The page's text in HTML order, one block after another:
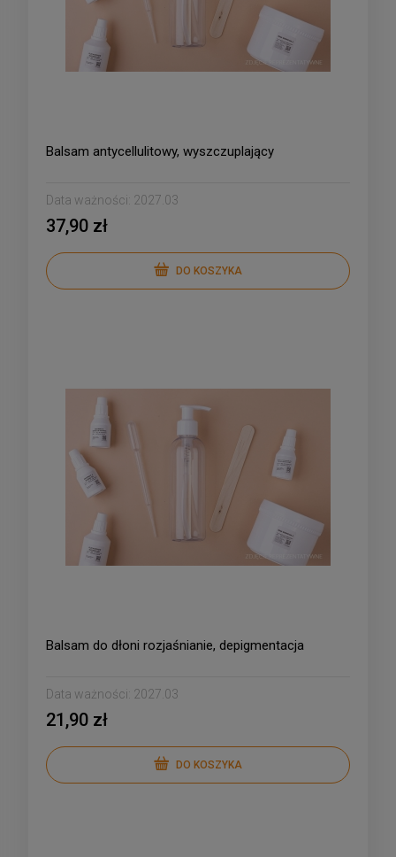
Balsam antycellulitowy, wyszczuplający
Data ważności: 2027.03
37,90 zł
DO KOSZYKA
Balsam do dłoni rozjaśnianie, depigmentacja
Data ważności: 2027.03
21,90 zł
DO KOSZYKA